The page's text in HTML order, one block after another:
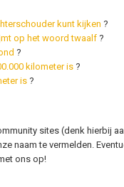
kunt kijken ?
op het woord twaalf ?
?
kilometer is ?
is ?
sites (denk hierbij
naam te vermelden.
ons op!